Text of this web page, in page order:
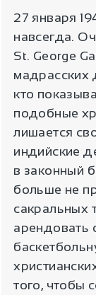
27 января
навсегда.
St. George
мадрасских
кто
подобные
лишается
индийские
в законный
больше не
сакральных
арендовать
того, чтобы